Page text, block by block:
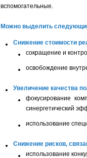
вспомогательные.
Можно выделить
Снижение стоимости
сокращение и
освобождение
Увеличение качества
фокусирование
синергетический
использование
Снижение рисков,
использование